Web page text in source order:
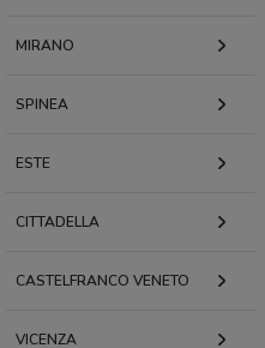
MIRANO
SPINEA
ESTE
CITTADELLA
CASTELFRANCO VENETO
VICENZA